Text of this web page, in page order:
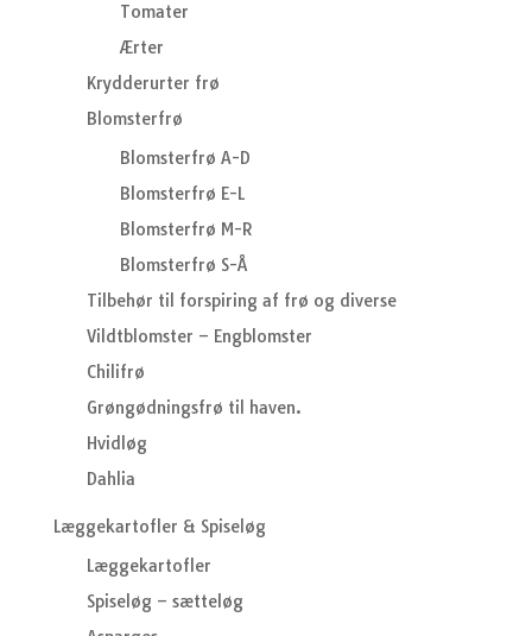
Tomater
Ærter
Krydderurter frø
Blomsterfrø
Blomsterfrø A-D
Blomsterfrø E-L
Blomsterfrø M-R
Blomsterfrø S-Å
Tilbehør til forspiring af frø og diverse
Vildtblomster – Engblomster
Chilifrø
Grøngødningsfrø til haven.
Hvidløg
Dahlia
Læggekartofler & Spiseløg
Læggekartofler
Spiseløg – sætteløg